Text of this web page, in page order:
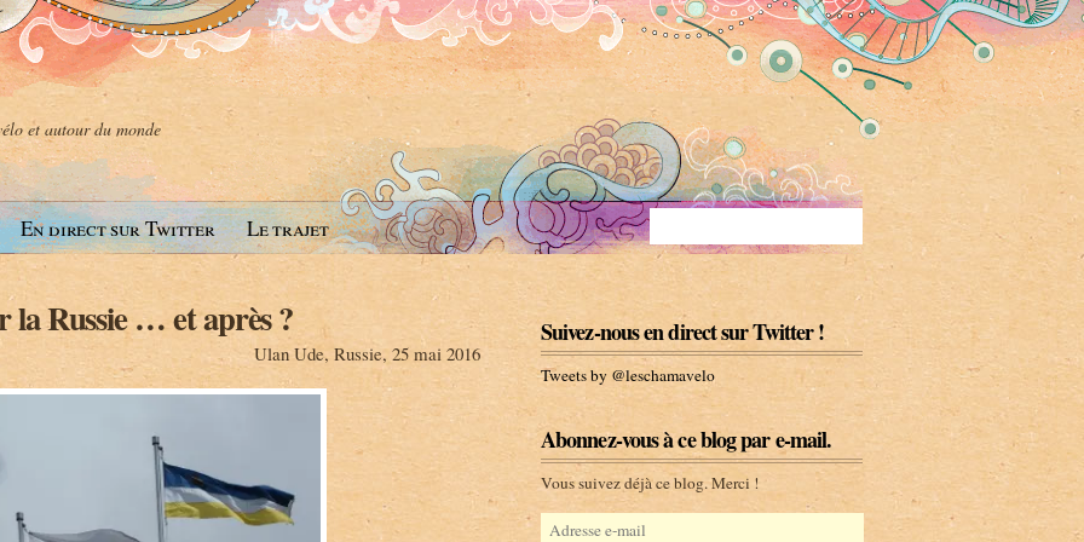
et autour du monde
En direct sur Twitter Le trajet
la Russie … et après ?
Ulan Ude, Russie, 25 mai 2016
Suivez-nous en direct sur Twitter !
Tweets by @leschamavelo
Abonnez-vous à ce blog par e-mail.
Vous suivez déjà ce blog. Merci !